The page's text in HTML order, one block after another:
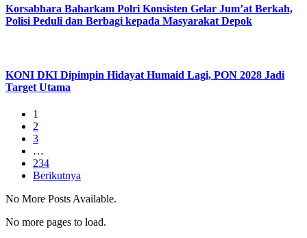
Korsabhara Baharkam Polri Konsisten Gelar Jum’at Berkah,
Polisi Peduli dan Berbagi kepada Masyarakat Depok
KONI DKI Dipimpin Hidayat Humaid Lagi, PON 2028 Jadi
Target Utama
1
2
3
…
234
Berikutnya
No More Posts Available.
No more pages to load.